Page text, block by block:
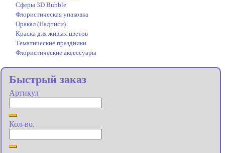
Сферы 3D Bubble
Флористическая упаковка
Оракал (Надписи)
Краска для живых цветов
Тематические праздники
Флористические аксессуары
Быстрый заказ
Артикул
Кол-во.